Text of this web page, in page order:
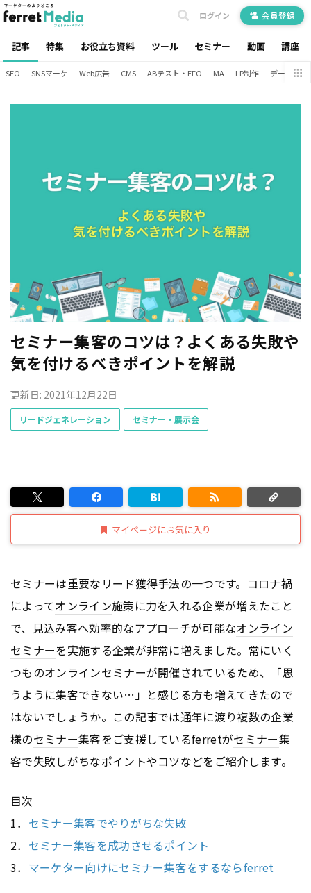
記事 特集 お役立ち資料 ツール セミナー 動画 講座
ログイン 会員登録
SEO SNSマーケ Web広告 CMS ABテスト・EFO MA LP制作 データ分析
セミナー集客のコツは？よくある失敗や
気を付けるべきポイントを解説
更新日: 2021年12月22日
リードジェネレーション セミナー・展示会
マイページにお気に入り
セミナーは重要なリード獲得手法の一つです。コロナ禍
によってオンライン施策に力を入れる企業が増えたこと
で、見込み客へ効率的なアプローチが可能なオンライン
セミナーを実施する企業が非常に増えました。常にいく
つものオンラインセミナーが開催されているため、「思
うように集客できない…」と感じる方も増えてきたので
はないでしょうか。この記事では通年に渡り複数の企業
様のセミナー集客をご支援しているferretがセミナー集
客で失敗しがちなポイントやコツなどをご紹介します。
目次
1． セミナー集客でやりがちな失敗
2． セミナー集客を成功させるポイント
3． マーケター向けにセミナー集客をするならferret